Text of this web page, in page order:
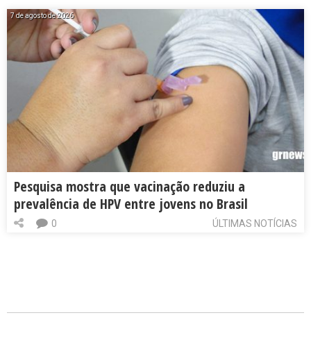
7 de agosto de 2026
Pesquisa mostra que vacinação reduziu a
prevalência de HPV entre jovens no Brasil
ÚLTIMAS NOTÍCIAS
0